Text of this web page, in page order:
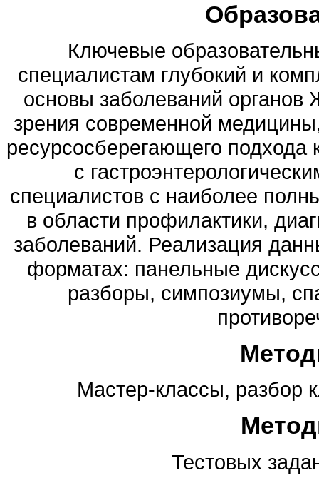
Ключевые
специалистам глубокий и
основы заболеваний органов
зрения современной
ресурсосберегающего
с
специалистов с наиболее
в области профилактики,
заболеваний. Реализация
форматах: панельные
разборы, симпозиумы,
Мастер-классы, разбор
Тестовых